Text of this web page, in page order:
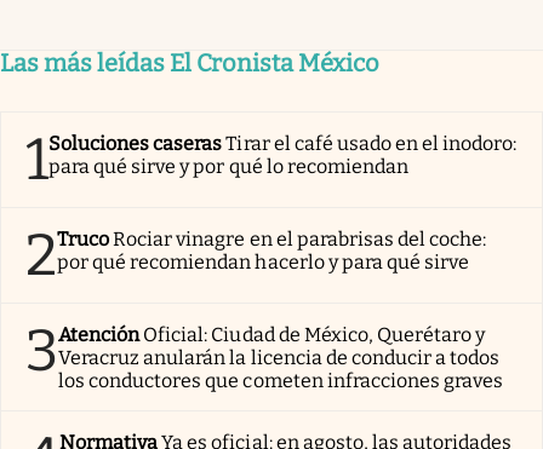
Las más leídas El Cronista México
1Soluciones caserasTirar el café usado en el inodoro:
para qué sirve y por qué lo recomiendan
2TrucoRociar vinagre en el parabrisas del coche:
por qué recomiendan hacerlo y para qué sirve
3AtenciónOficial: Ciudad de México, Querétaro y
Veracruz anularán la licencia de conducir a todos
los conductores que cometen infracciones graves
NormativaYa es oficial: en agosto, las autoridades